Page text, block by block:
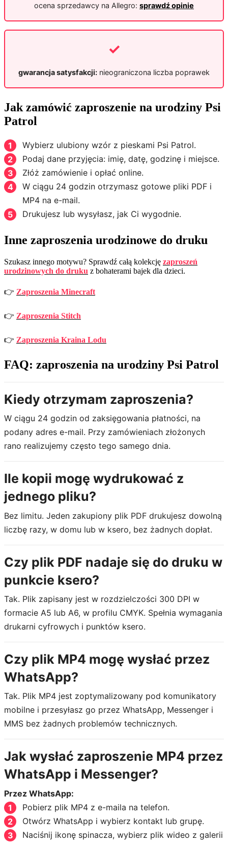
ocena sprzedawcy na Allegro: sprawdź opinie
✓
gwarancja satysfakcji: nieograniczona liczba poprawek
Jak zamówić zaproszenie na urodziny Psi
Patrol
Wybierz ulubiony wzór z pieskami Psi Patrol.
Podaj dane przyjęcia: imię, datę, godzinę i miejsce.
Złóż zamówienie i opłać online.
W ciągu 24 godzin otrzymasz gotowe pliki PDF i
MP4 na e-mail.
Drukujesz lub wysyłasz, jak Ci wygodnie.
Inne zaproszenia urodzinowe do druku
Szukasz innego motywu? Sprawdź całą kolekcję zaproszeń
urodzinowych do druku z bohaterami bajek dla dzieci.
👉 Zaproszenia Minecraft
👉 Zaproszenia Stitch
👉 Zaproszenia Kraina Lodu
FAQ: zaproszenia na urodziny Psi Patrol
Kiedy otrzymam zaproszenia?
W ciągu 24 godzin od zaksięgowania płatności, na
podany adres e-mail. Przy zamówieniach złożonych
rano realizujemy często tego samego dnia.
Ile kopii mogę wydrukować z
jednego pliku?
Bez limitu. Jeden zakupiony plik PDF drukujesz dowolną
liczbę razy, w domu lub w ksero, bez żadnych dopłat.
Czy plik PDF nadaje się do druku w
punkcie ksero?
Tak. Plik zapisany jest w rozdzielczości 300 DPI w
formacie A5 lub A6, w profilu CMYK. Spełnia wymagania
drukarni cyfrowych i punktów ksero.
Czy plik MP4 mogę wysłać przez
WhatsApp?
Tak. Plik MP4 jest zoptymalizowany pod komunikatory
mobilne i przesyłasz go przez WhatsApp, Messenger i
MMS bez żadnych problemów technicznych.
Jak wysłać zaproszenie MP4 przez
WhatsApp i Messenger?
Przez WhatsApp:
Pobierz plik MP4 z e-maila na telefon.
Otwórz WhatsApp i wybierz kontakt lub grupę.
Naciśnij ikonę spinacza, wybierz plik wideo z galerii